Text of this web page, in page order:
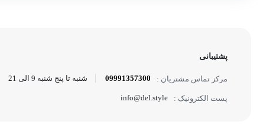
پشتیبانی
مرکز تماس مشتریان : 09991357300 شنبه تا پنج شنبه 9 الی 21
پست الکترونیک : info@del.style